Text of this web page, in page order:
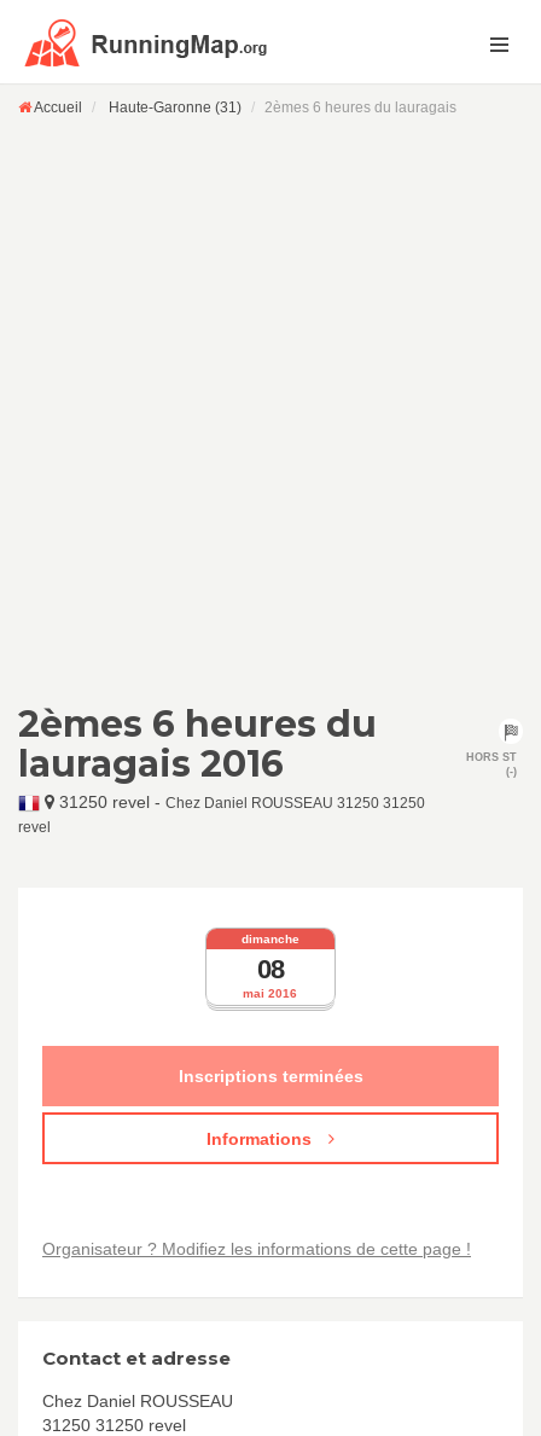
Accueil Haute-Garonne (31) 2èmes 6 heures du lauragais
2èmes 6 heures du
lauragais 2016
31250 revel - Chez Daniel ROUSSEAU 31250 31250
revel
HORS ST
(-)
mai 2016
dimanche
08
Inscriptions terminées
Informations
Organisateur ? Modifiez les informations de cette page !
Contact et adresse
Chez Daniel ROUSSEAU
31250 31250 revel